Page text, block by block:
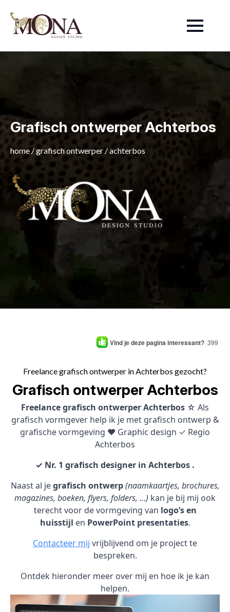
Grafisch ontwerper Achterbos
home /grafisch ontwerper /achterbos
Vind je deze pagina interessant? 399
Freelance grafisch ontwerper in Achterbos gezocht?
Grafisch ontwerper Achterbos
Freelance grafisch ontwerper Achterbos ☆ Als
grafisch vormgever help ik je met grafisch ontwerp &
grafische vormgeving ♥ Graphic design ✓ Regio
Achterbos
✓ Nr. 1 grafisch designer in Achterbos .
Naast al jegrafisch ontwerp (naamkaartjes, brochures,
magazines, boeken, flyers, folders, …) kan je bij mij ook
terecht voor de vormgeving van logo’s en
huisstijl en PowerPoint presentaties.
Contacteer mij vrijblijvend om je project te
bespreken.
Ontdek hieronder meer over mij en hoe ik je kan
helpen.